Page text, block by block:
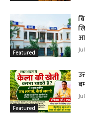
Featured
Featured